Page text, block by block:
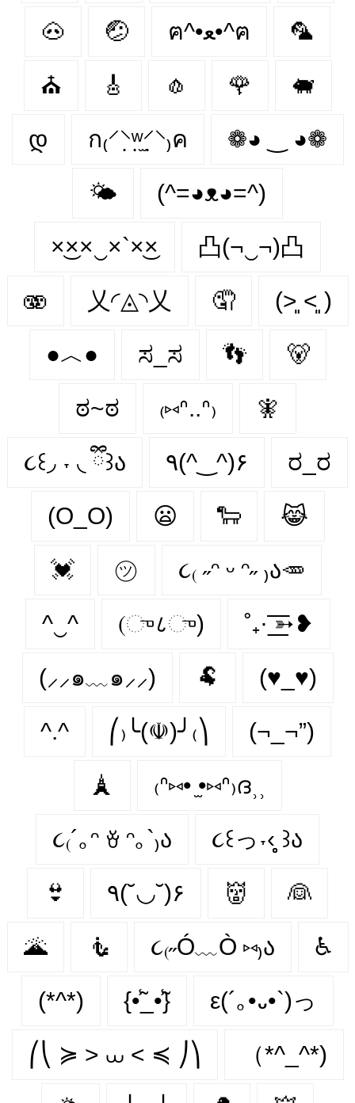
🐽 🤕 ฅ^•ﻌ•^ฅ 🦜
⛪ 🎸 🧄 🌹 🐖
დ ก₍⸍⸌̣ʷ̣̫⸍̣⸌₎ค ❁◕ ‿ ◕❁
🌤 (^=◕ᴥ◕=^)
×͜××‿×`×͜× 凸(¬‿¬)凸
🫨 乂◜◬◝乂 🤦 (˃͈ ˂͈ )
●︿● ಸ_ಸ 👣 🐻
ಠ~ಠ ₍⑅ᐢ..ᐢ₎ 🧚
૮꒰◞ ˕ ◟ ྀི꒱ა ٩(^‿^)۶ ರ_ರ
(O_O) 😦 🐑 😹
💓 ㋡ ૮₍ ˶ᵔ ᵕ ᵔ˶ ₎ა🥕
^‿^ (ு८ு) ˚₊· ͟͟͞͞➳❥
(⸝⸝๑﹏๑⸝⸝) 🐏 (♥_♥)
^.^ ⎛₎╰(☫)╯₍⎞ (¬_¬”)
🗼 ₍ᐢ⑅• ̫•⑅ᐢ₎ദ⸒⸒
૮₍´｡ᵔ ꈊ ᵔ｡`₎ა ૮꒰っ˕‹̥̥̥ ꒱ა
👙 ٩(˘◡˘)۶ 👹 👰
🌋 🧜‍ ૮₍˶Ó﹏Ò ⑅₎ა ♿
(*^*) {•̃̾_•̃̾} ε(´｡•᎑•`)っ
⎛⎝ ≽ > ⩊ < ≼ ⎠⎞ （*^_^*)